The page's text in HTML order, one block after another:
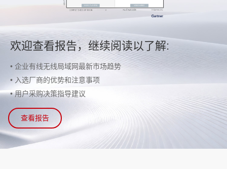
欢迎查看报告，继续阅读以了解:
• 企业有线无线局域网最新市场趋势
• 入选厂商的优势和注意事项
• 用户采购决策指导建议
查看报告